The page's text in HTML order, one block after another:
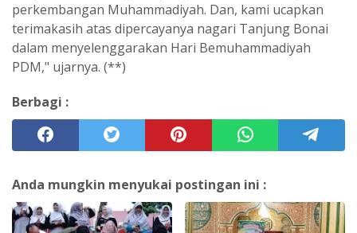
perkembangan Muhammadiyah. Dan, kami ucapkan
terimakasih atas dipercayanya nagari Tanjung Bonai
dalam menyelenggarakan Hari Bemuhammadiyah
PDM," ujarnya. (**)
Berbagi :
Anda mungkin menyukai postingan ini :